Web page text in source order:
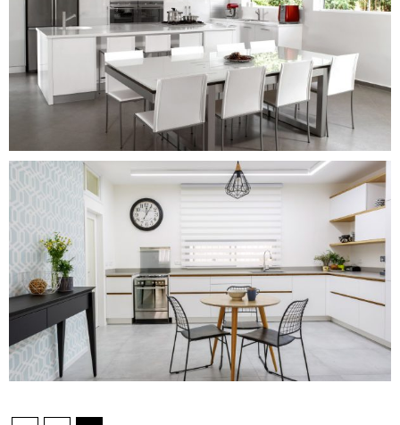
המטבח המודרני
המטבח המודרני